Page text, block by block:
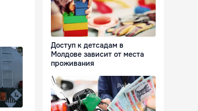
Доступ к детсадам в
Молдове зависит от места
проживания